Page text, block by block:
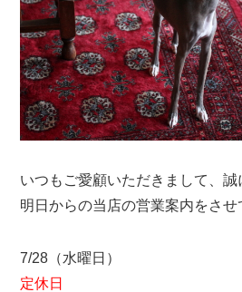
いつもご愛顧いただきまして、誠
明日からの当店の営業案内をさせ
7/28（水曜日）
定休日